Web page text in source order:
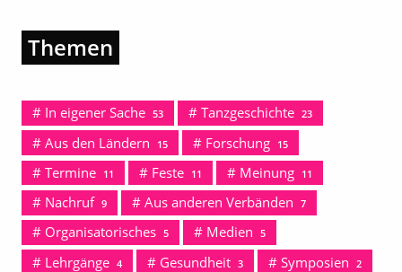
Themen
In eigener Sache 53 Tanzgeschichte 23
Aus den Ländern 15 Forschung 15
Termine 11 Feste 11 Meinung 11
Nachruf 9 Aus anderen Verbänden 7
Organisatorisches 5 Medien 5
Lehrgänge 4 Gesundheit 3 Symposien 2